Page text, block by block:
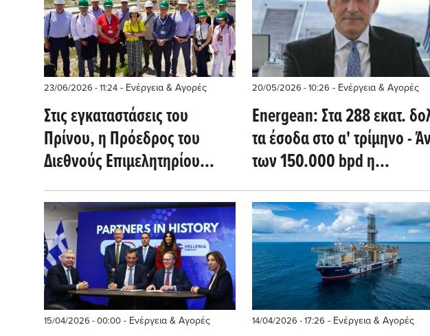
23/06/2026 - 11:24 - Ενέργεια & Αγορές
Στις εγκαταστάσεις του
Πρίνου, η Πρόεδρος του
Διεθνούς Επιμελητηρίου
Μηχανικών Πετρελαίου
20/05/2026 - 10:26 - Ενέργεια & Αγορές
Energean: Στα 288 εκατ.
τα έσοδα στο α' τρίμηνο -
των 150.000 bpd η
παραγωγή - Eπανέναρξη
λειτουργίας του FPSO στο
Ισραήλ
15/04/2026 - 00:00 - Ενέργεια & Αγορές 14/04/2026 - 17:26 - Ενέργεια & Αγορές